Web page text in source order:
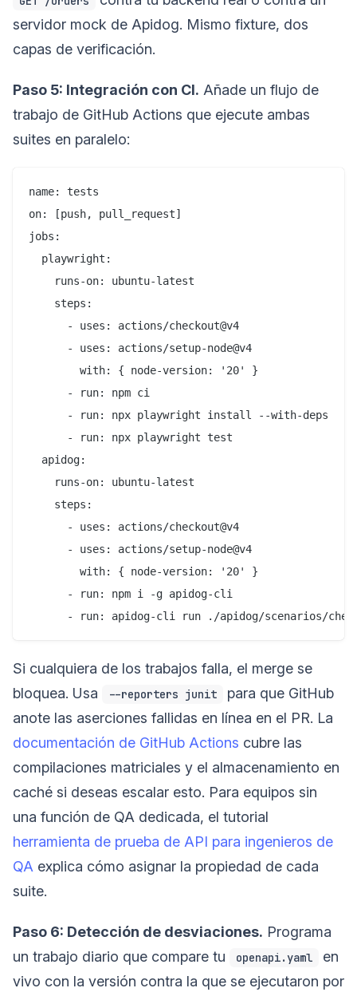
servidor mock de Apidog. Mismo fixture, dos
capas de verificación.
Paso 5: Integración con CI. Añade un flujo de
trabajo de GitHub Actions que ejecute ambas
suites en paralelo:
name: tests
on: [push, pull_request]
jobs:
  playwright:
    runs-on: ubuntu-latest
    steps:
      - uses: actions/checkout@v4
      - uses: actions/setup-node@v4
        with: { node-version: '20' }
      - run: npm ci
      - run: npx playwright install --with-deps
      - run: npx playwright test
  apidog:
    runs-on: ubuntu-latest
    steps:
      - uses: actions/checkout@v4
      - uses: actions/setup-node@v4
        with: { node-version: '20' }
      - run: npm i -g apidog-cli
Si cualquiera de los trabajos falla, el merge se
bloquea. Usa
--reporters junit
para que GitHub
anote las aserciones fallidas en línea en el PR. La
documentación de GitHub Actions cubre las
compilaciones matriciales y el almacenamiento en
caché si deseas escalar esto. Para equipos sin
una función de QA dedicada, el tutorial
herramienta de prueba de API para ingenieros de
QA explica cómo asignar la propiedad de cada
suite.
Paso 6: Detección de desviaciones. Programa
un trabajo diario que compare tu
openapi.yaml
en
vivo con la versión contra la que se ejecutaron por